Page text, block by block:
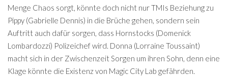
Menge Chaos sorgt, könnte doch nicht nur TMIs Beziehung zu
Pippy (Gabrielle Dennis) in die Brüche gehen, sondern sein
Auftritt auch dafür sorgen, dass Hornstocks (Domenick
Lombardozzi) Polizeichef wird. Donna (Lorraine Toussaint)
macht sich in der Zwischenzeit Sorgen um ihren Sohn, denn eine
Klage könnte die Existenz von Magic City Lab gefährden.